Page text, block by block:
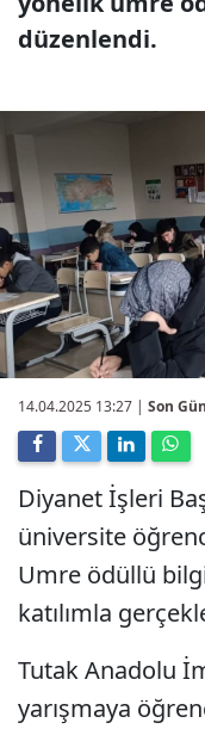
düzenlendi.
14.04.2025 13:27 | Son
Diyanet İşleri
üniversite
Umre ödüllü
katılımla
Tutak Anadolu
yarışmaya